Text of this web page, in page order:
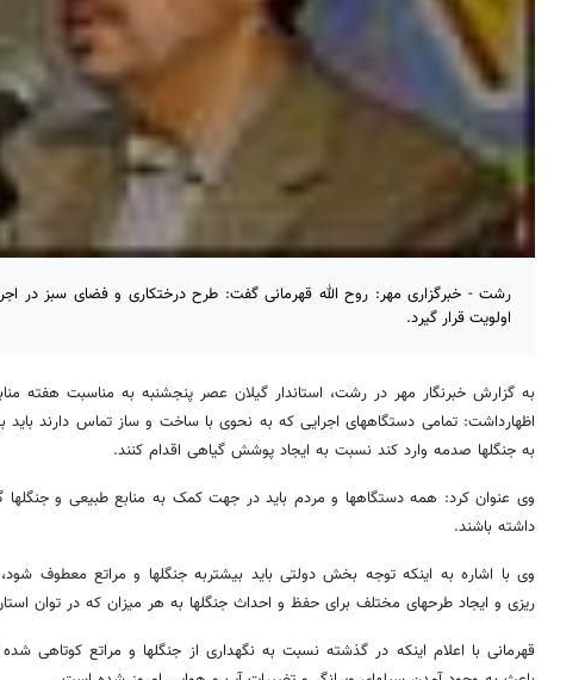
رشت - خبرگزاری مهر: روح الله قهرمانی گفت: طرح درختکاری و فضای سبز در
اولویت قرار گیرد.
به گزارش خبرنگار مهر در رشت، استاندار گیلان عصر پنجشنبه به مناسبت هفته
اظهارداشت: تمامی دستگاههای اجرایی که به نحوی با ساخت و ساز تماس دارند
به جنگلها صدمه وارد کند نسبت به ایجاد پوشش گیاهی اقدام کنند.
وی عنوان کرد: همه دستگاهها و مردم باید در جهت کمک به منابع طبیعی و جنگلها
داشته باشند.
وی با اشاره به اینکه توجه بخش دولتی باید بیشتربه جنگلها و مراتع معطوف
ریزی و ایجاد طرحهای مختلف برای حفظ و احداث جنگلها به هر میزان که در توان
قهرمانی با اعلام اینکه در گذشته نسبت به نگهداری از جنگلها و مراتع کوتاهی